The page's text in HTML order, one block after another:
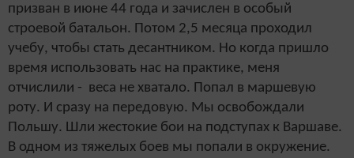
призван в июне 44 года и зачислен в особый
строевой батальон. Потом 2,5 месяца проходил
учебу, чтобы стать десантником. Но когда пришло
время использовать нас на практике, меня
отчислили - веса не хватало. Попал в маршевую
роту. И сразу на передовую. Мы освобождали
Польшу. Шли жестокие бои на подступах к Варшаве.
В одном из тяжелых боев мы попали в окружение.